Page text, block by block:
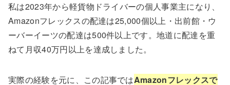
私は2023年から軽貨物ドライバーの個人事業主になり、
Amazonフレックスの配達は25,000個以上・出前館・ウ
ーバーイーツの配達は500件以上です。地道に配達を重
ねて月収40万円以上を達成しました。
実際の経験を元に、この記事ではAmazonフレックスで